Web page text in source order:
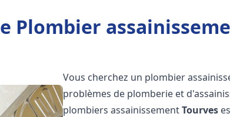
Plombier
Vous cherchez un plombier
problèmes de plomberie et
plombiers assainissementTourves